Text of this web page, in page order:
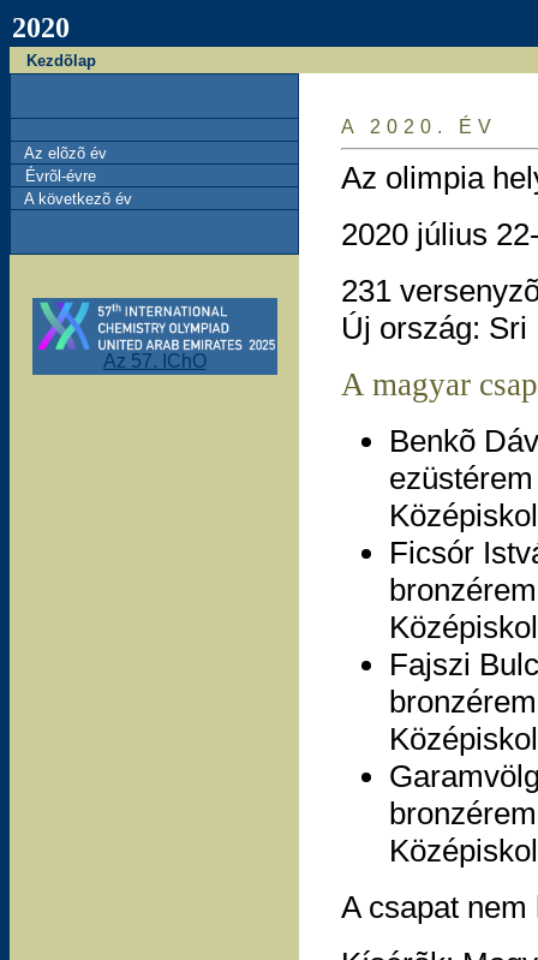
2020
Kezdõlap
Az elõzõ év
Évrõl-évre
A következõ év
Az 57. IChO
A 2020. ÉV
Az olimpia
2020 július
231
Új ország: Sri
A magyar
Benkõ
Ficsór
Fajszi
A csapat